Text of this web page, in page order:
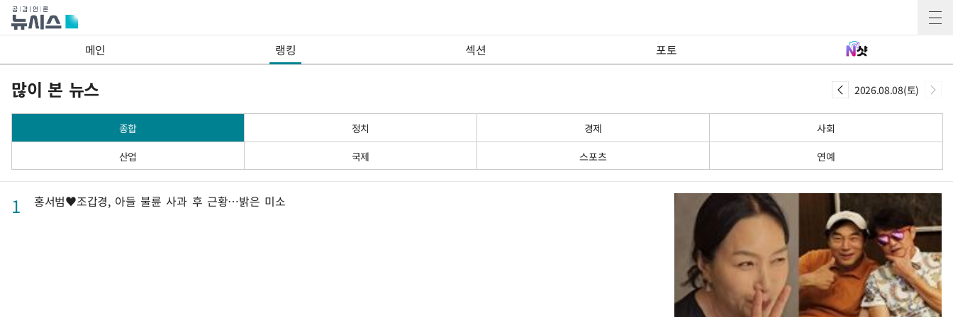
메인 랭킹 섹션 포토
많이 본 뉴스 2026.08.08(토)
종합 정치 경제
사회
산업
국제 스포츠 연예
1 홍서범♥조갑경, 아들 불륜 사과 후 근황…밝은 미소